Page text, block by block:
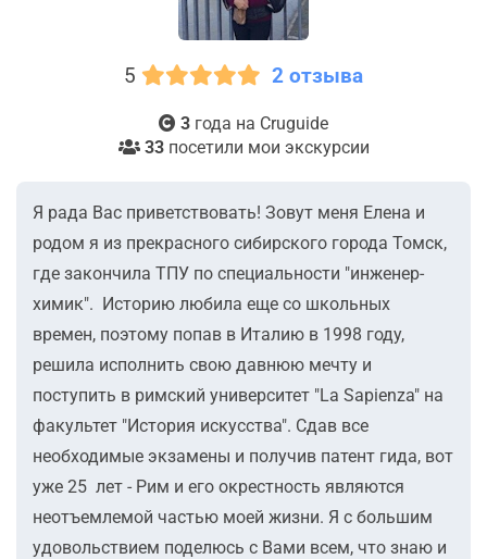
5 2 отзыва
3 года на Cruguide
33посетили мои экскурсии
Я рада Вас приветствовать! Зовут меня Елена и
родом я из прекрасного сибирского города Томск,
где закончила ТПУ по специальности "инженер-
химик". Историю любила еще со школьных
времен, поэтому попав в Италию в 1998 году,
решила исполнить свою давнюю мечту и
поступить в римский университет "La Sapienza" на
факультет "История искусства". Сдав все
необходимые экзамены и получив патент гида, вот
уже 25 лет - Рим и его окрестность являются
неотъемлемой частью моей жизни. Я с большим
удовольствием поделюсь с Вами всем, что знаю и